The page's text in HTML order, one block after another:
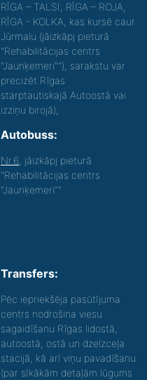
RĪGA – TALSI, RĪGA – ROJA,
RĪGA - KOLKA, kas kursē caur
Jūrmalu (jāizkāpj pieturā
"Rehabilitācijas centrs
"Jaunķemeri""), sarakstu var
precizēt Rīgas
starptautiskajā Autoostā vai
izziņu birojā);
Autobuss:
Nr.6 , jāizkāpj pieturā
"Rehabilitācijas centrs
"Jaunķemeri"".
Transfers:
Pēc iepriekšēja pasūtījuma
centrs nodrošina viesu
sagaidīšanu Rīgas lidostā,
autoostā, ostā un dzelzceļa
stacijā, kā arī viņu pavadīšanu
(par sīkākām detaļām lūgums